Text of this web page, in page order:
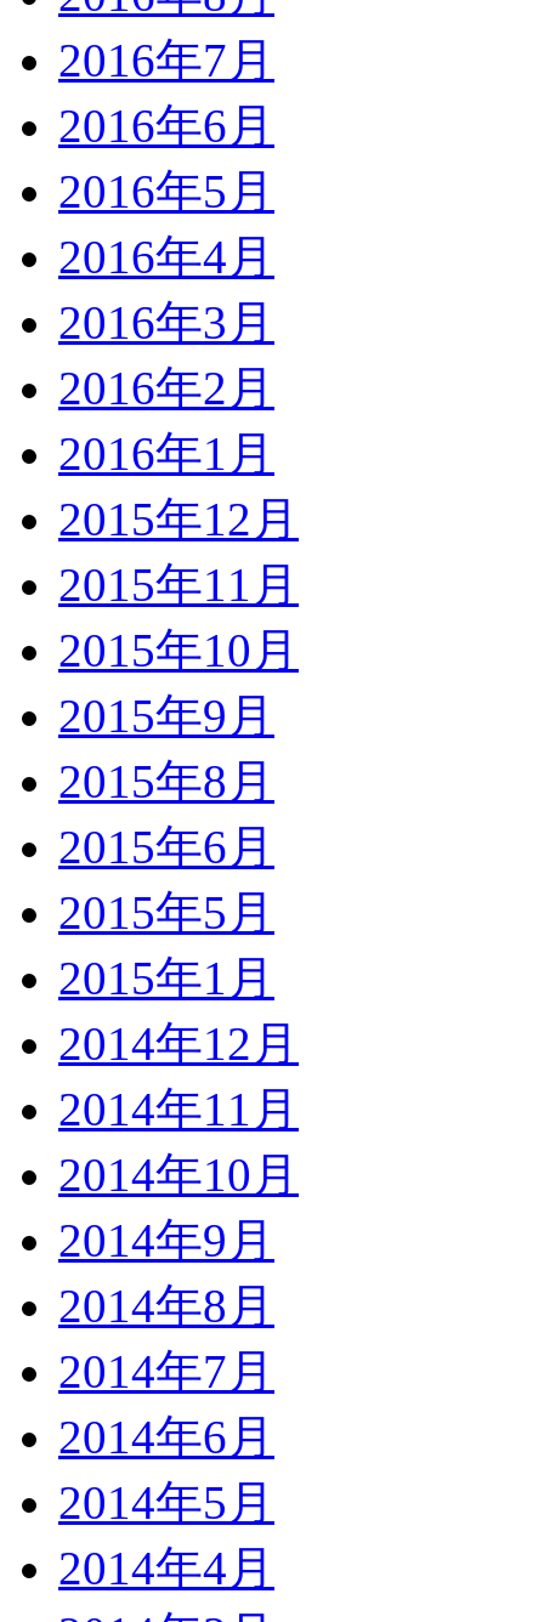
2016年7月
2016年6月
2016年5月
2016年4月
2016年3月
2016年2月
2016年1月
2015年12月
2015年11月
2015年10月
2015年9月
2015年8月
2015年6月
2015年5月
2015年1月
2014年12月
2014年11月
2014年10月
2014年9月
2014年8月
2014年7月
2014年6月
2014年5月
2014年4月